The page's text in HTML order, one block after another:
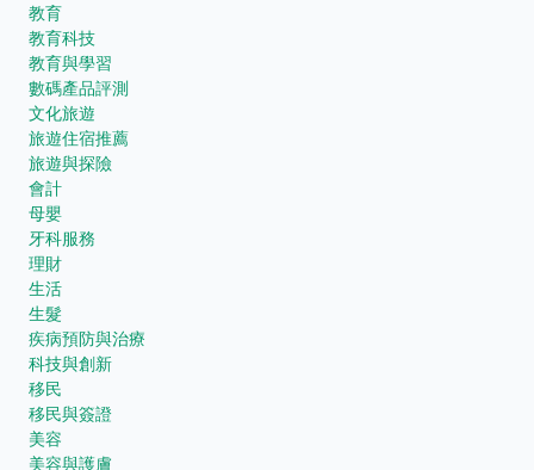
教育
教育科技
教育與學習
數碼產品評測
文化旅遊
旅遊住宿推薦
旅遊與探險
會計
母嬰
牙科服務
理財
生活
生髮
疾病預防與治療
科技與創新
移民
移民與簽證
美容
美容與護膚